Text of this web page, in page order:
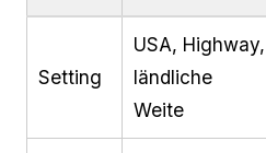
Setting
USA, Highway,
ländliche
Weite